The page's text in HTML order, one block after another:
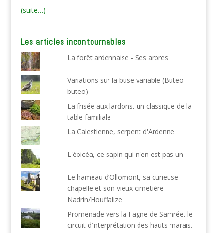
(suite…)
Les articles incontournables
La forêt ardennaise - Ses arbres
Variations sur la buse variable (Buteo
buteo)
La frisée aux lardons, un classique de la
table familiale
La Calestienne, serpent d'Ardenne
L'épicéa, ce sapin qui n'en est pas un
Le hameau d’Ollomont, sa curieuse
chapelle et son vieux cimetière –
Nadrin/Houffalize
Promenade vers la Fagne de Samrée, le
circuit d’interprétation des hauts marais.